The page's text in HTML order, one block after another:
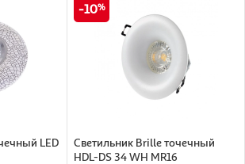
LED
10
Cветильник Brille точечный
HDL-DS 34 WH MR16